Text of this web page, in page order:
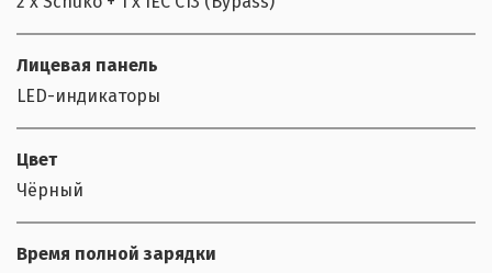
Лицевая панель
LED-индикаторы
Цвет
Чёрный
Время полной зарядки